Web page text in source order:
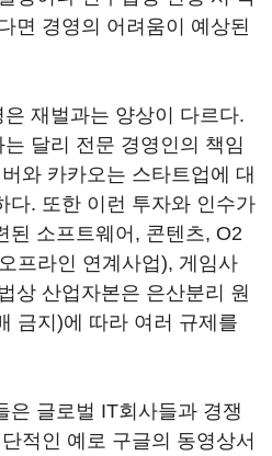
면 경영의 어려움이 예상된
재벌과는 양상이 다르다.
달리 전문 경영인의 책임
와 카카오는 스타트업에 대
다. 또한 이런 투자와 인수가
된 소프트웨어, 콘텐츠, O2
프라인 연계사업), 게임사
상 산업자본은 은산분리 원
금지)에 따라 여러 규제를
은 글로벌 IT회사들과 경쟁
적인 예로 구글의 동영상서